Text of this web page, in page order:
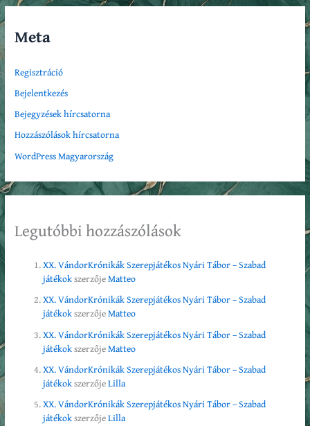
Meta
Regisztráció
Bejelentkezés
Bejegyzések hírcsatorna
Hozzászólások hírcsatorna
WordPress Magyarország
Legutóbbi hozzászólások
XX. VándorKrónikák Szerepjátékos Nyári Tábor – Szabad
játékokszerzőjeMatteo
XX. VándorKrónikák Szerepjátékos Nyári Tábor – Szabad
játékokszerzőjeMatteo
XX. VándorKrónikák Szerepjátékos Nyári Tábor – Szabad
játékokszerzőjeMatteo
XX. VándorKrónikák Szerepjátékos Nyári Tábor – Szabad
játékokszerzőjeLilla
XX. VándorKrónikák Szerepjátékos Nyári Tábor – Szabad
játékokszerzőjeLilla